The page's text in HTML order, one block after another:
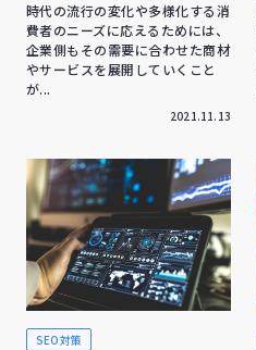
時代の流行の変化や多様化する消
費者のニーズに応えるためには、
企業側もその需要に合わせた商材
やサービスを展開していくこと
が...
2021.11.13
SEO対策